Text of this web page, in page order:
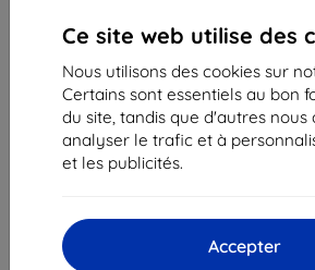
Ce site web utilise des
Nous utilisons des cookies sur
Certains sont essentiels au bon
du site, tandis que d'autres nous
analyser le trafic et à
et les publicités.
Accepter
11,90 €
10,72 €
Dernier article en stock
du total